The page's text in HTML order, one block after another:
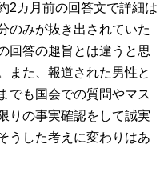
2カ月前の回答文で詳細は
のみが抜き出されていた
回答の趣旨とは違うと思
また、報道された男性と
でも国会での質問やマス
りの事実確認をして誠実
うした考えに変わりはあ